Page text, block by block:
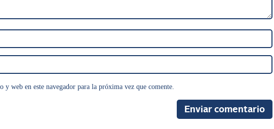
web en este navegador para la próxima vez que comente.